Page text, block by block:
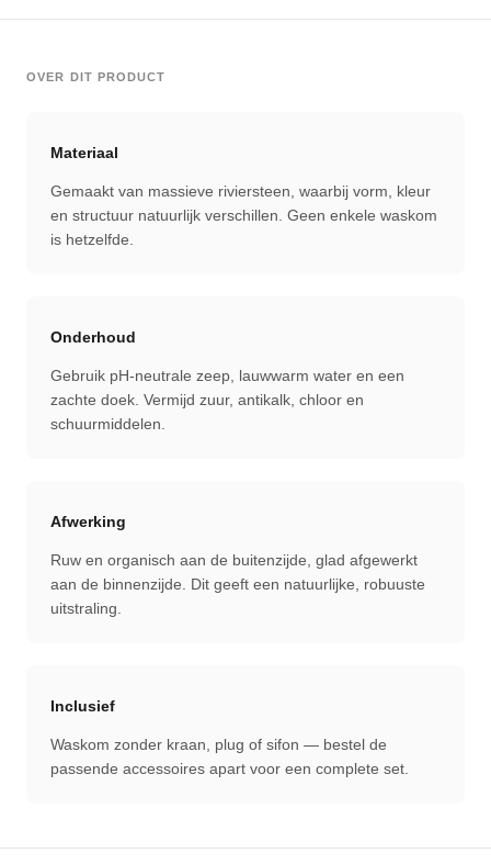
OVER DIT PRODUCT
Materiaal
Gemaakt van massieve riviersteen, waarbij vorm, kleur
en structuur natuurlijk verschillen. Geen enkele waskom
is hetzelfde.
Onderhoud
Gebruik pH-neutrale zeep, lauwwarm water en een
zachte doek. Vermijd zuur, antikalk, chloor en
schuurmiddelen.
Afwerking
Ruw en organisch aan de buitenzijde, glad afgewerkt
aan de binnenzijde. Dit geeft een natuurlijke, robuuste
uitstraling.
Inclusief
Waskom zonder kraan, plug of sifon — bestel de
passende accessoires apart voor een complete set.